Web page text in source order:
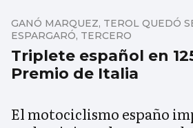
Triplete español en
Premio de Italia
GANÓ MARQUEZ, TEROL QUEDÓ
ESPARGARÓ, TERCERO
El motociclismo españo